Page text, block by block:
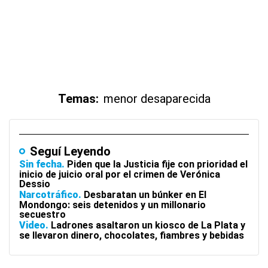
Temas: menor desaparecida
Seguí Leyendo
Sin fecha Piden que la Justicia fije con prioridad el
inicio de juicio oral por el crimen de Verónica
Dessio
Narcotráfico Desbaratan un búnker en El
Mondongo: seis detenidos y un millonario
secuestro
Video Ladrones asaltaron un kiosco de La Plata y
se llevaron dinero, chocolates, fiambres y bebidas